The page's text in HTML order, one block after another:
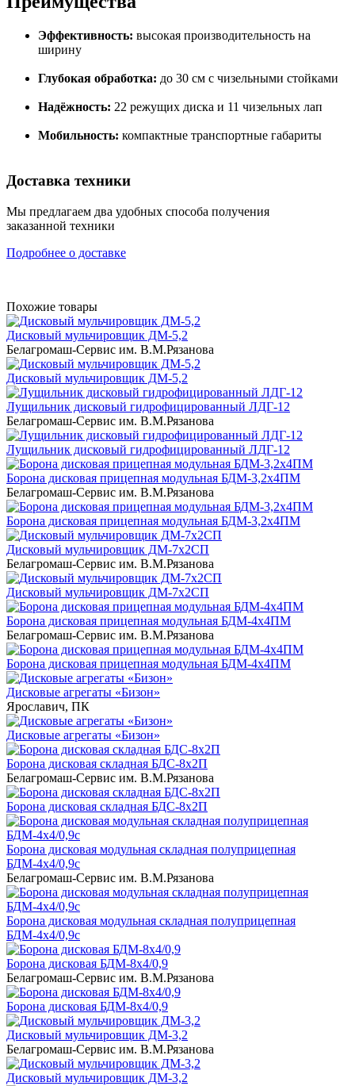
Эффективность: высокая производительность на
ширину
Глубокая обработка: до 30 см с чизельными стойками
Надёжность: 22 режущих диска и 11 чизельных лап
Мобильность: компактные транспортные габариты
Доставка техники
Мы предлагаем два удобных способа получения
заказанной техники
Подробнее о доставке
Похожие товары
Дисковый мульчировщик ДМ-5,2
Белагромаш-Сервис им. В.М.Рязанова
Дисковый мульчировщик ДМ-5,2
Лущильник дисковый гидрофицированный ЛДГ-12
Белагромаш-Сервис им. В.М.Рязанова
Лущильник дисковый гидрофицированный ЛДГ-12
Борона дисковая прицепная модульная БДМ-3,2х4ПМ
Белагромаш-Сервис им. В.М.Рязанова
Борона дисковая прицепная модульная БДМ-3,2х4ПМ
Дисковый мульчировщик ДМ-7х2СП
Белагромаш-Сервис им. В.М.Рязанова
Дисковый мульчировщик ДМ-7х2СП
Борона дисковая прицепная модульная БДМ-4х4ПМ
Белагромаш-Сервис им. В.М.Рязанова
Борона дисковая прицепная модульная БДМ-4х4ПМ
Дисковые агрегаты «Бизон»
Ярославич, ПК
Дисковые агрегаты «Бизон»
Борона дисковая складная БДС-8х2П
Белагромаш-Сервис им. В.М.Рязанова
Борона дисковая складная БДС-8х2П
Борона дисковая модульная складная полуприцепная
БДМ-4х4/0,9с
Белагромаш-Сервис им. В.М.Рязанова
Борона дисковая модульная складная полуприцепная
БДМ-4х4/0,9с
Борона дисковая БДМ-8х4/0,9
Белагромаш-Сервис им. В.М.Рязанова
Борона дисковая БДМ-8х4/0,9
Дисковый мульчировщик ДМ-3,2
Белагромаш-Сервис им. В.М.Рязанова
Дисковый мульчировщик ДМ-3,2